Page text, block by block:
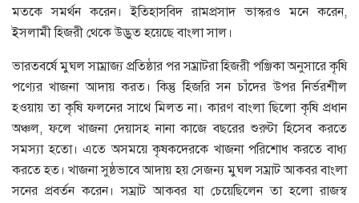
মতকে সমর্থন করেন। ইতিহাসবিদ রামপ্রসাদ ভাস্করও মনে করেন,
ইসলামী হিজরী থেকে উদ্ভুত হয়েছে বাংলা সাল।
ভারতবর্ষে মুঘল সাম্রাজ্য প্রতিষ্ঠার পর সম্রাটরা হিজরী পঞ্জিকা অনুসারে কৃষি
পণ্যের খাজনা আদায় করত। কিন্তু হিজরি সন চাঁদের উপর নির্ভরশীল
হওয়ায় তা কৃষি ফলনের সাথে মিলত না। কারণ বাংলা ছিলো কৃষি প্রধান
অঞ্চল, ফলে খাজনা দেয়াসহ নানা কাজে বছরের শুরুটা হিসেব করতে
সমস্যা হতো। এতে অসময়ে কৃষকদেরকে খাজনা পরিশোধ করতে বাধ্য
করতে হত। খাজনা সুষ্ঠভাবে আদায় হয় সেজন্য মুঘল সম্রাট আকবর বাংলা
সনের প্রবর্তন করেন। সম্রাট আকবর যা চেয়েছিলেন তা হলো রাজস্ব